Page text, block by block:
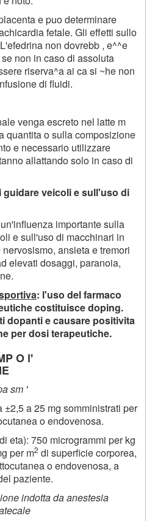
e puo determinare
fetale. Gli effetti sullo
non dovrebb , e^^e
non in caso di assoluta
riserva^a ai ca si ~he non
di fluidi.
venga escreto nel latte m
quantita o sulla composizione
e necessario utilizzare
allattando solo in caso di
guidare veicoli e sull'uso di
importante sulla
e sull'uso di macchinari in
ansieta e tremori
elevati dosaggi, paranoia,
: l'uso del farmaco
costituisce doping.
dopanti e causare positivita
per dosi terapeutiche.
O l'
sm '
±2,5 a 25 mg somministrati per
o endovenosa.
eta): 750 microgrammi per kg
per m2 di superficie corporea,
o endovenosa, a
paziente.
indotta da anestesia